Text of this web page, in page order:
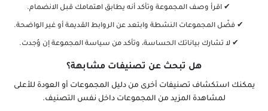
✔ اقرأ وصف المجموعة وتأكد أنه يطابق اهتمامك قبل الانضمام.
✔ فضّل المجموعات النشطة وابتعد عن الروابط القديمة أو غير الواضحة.
✔ لا تشارك بياناتك الحساسة، وتأكد من سياسة المجموعة إن وُجدت.
هل تبحث عن تصنيفات مشابهة؟
يمكنك استكشاف تصنيفات أخرى من دليل المجموعات أو العودة للأعلى
لمشاهدة المزيد من المجموعات داخل نفس التصنيف.